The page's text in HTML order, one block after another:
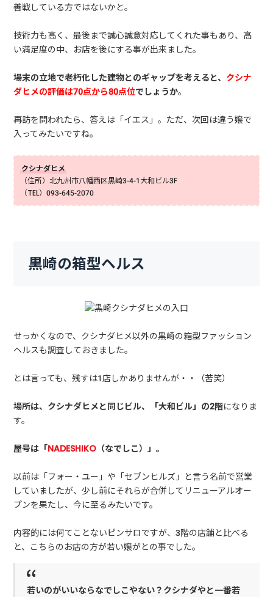
善戦している方ではないかと。
技術力も高く、最後まで誠心誠意対応してくれた事もあり、高
い満足度の中、お店を後にする事が出来ました。
場末の立地で老朽化した建物とのギャップを考えると、 クシナ
ダヒメの評価は70点から80点位でしょうか。
再訪を問われたら、答えは「イエス」。ただ、次回は違う嬢で
入ってみたいですね。
クシナダヒメ
（住所）北九州市八幡西区黒崎3-4-1大和ビル3F
（TEL）093-645-2070
黒崎の箱型ヘルス
せっかくなので、クシナダヒメ以外の黒崎の箱型ファッション
ヘルスも調査しておきました。
とは言っても、残すは1店しかありませんが・・（苦笑）
場所は、クシナダヒメと同じビル、「大和ビル」の2階になりま
す。
屋号は「NADESHIKO （なでしこ）」。
以前は「フォー・ユー」や「セブンヒルズ」と言う名前で営業
していましたが、少し前にそれらが合併してリニューアルオー
プンを果たし、今に至るみたいです。
内容的には何てことないピンサロですが、3階の店舗と比べる
と、こちらのお店の方が若い嬢がとの事でした。
若いのがいいならなでしこやない？クシナダやと一番若